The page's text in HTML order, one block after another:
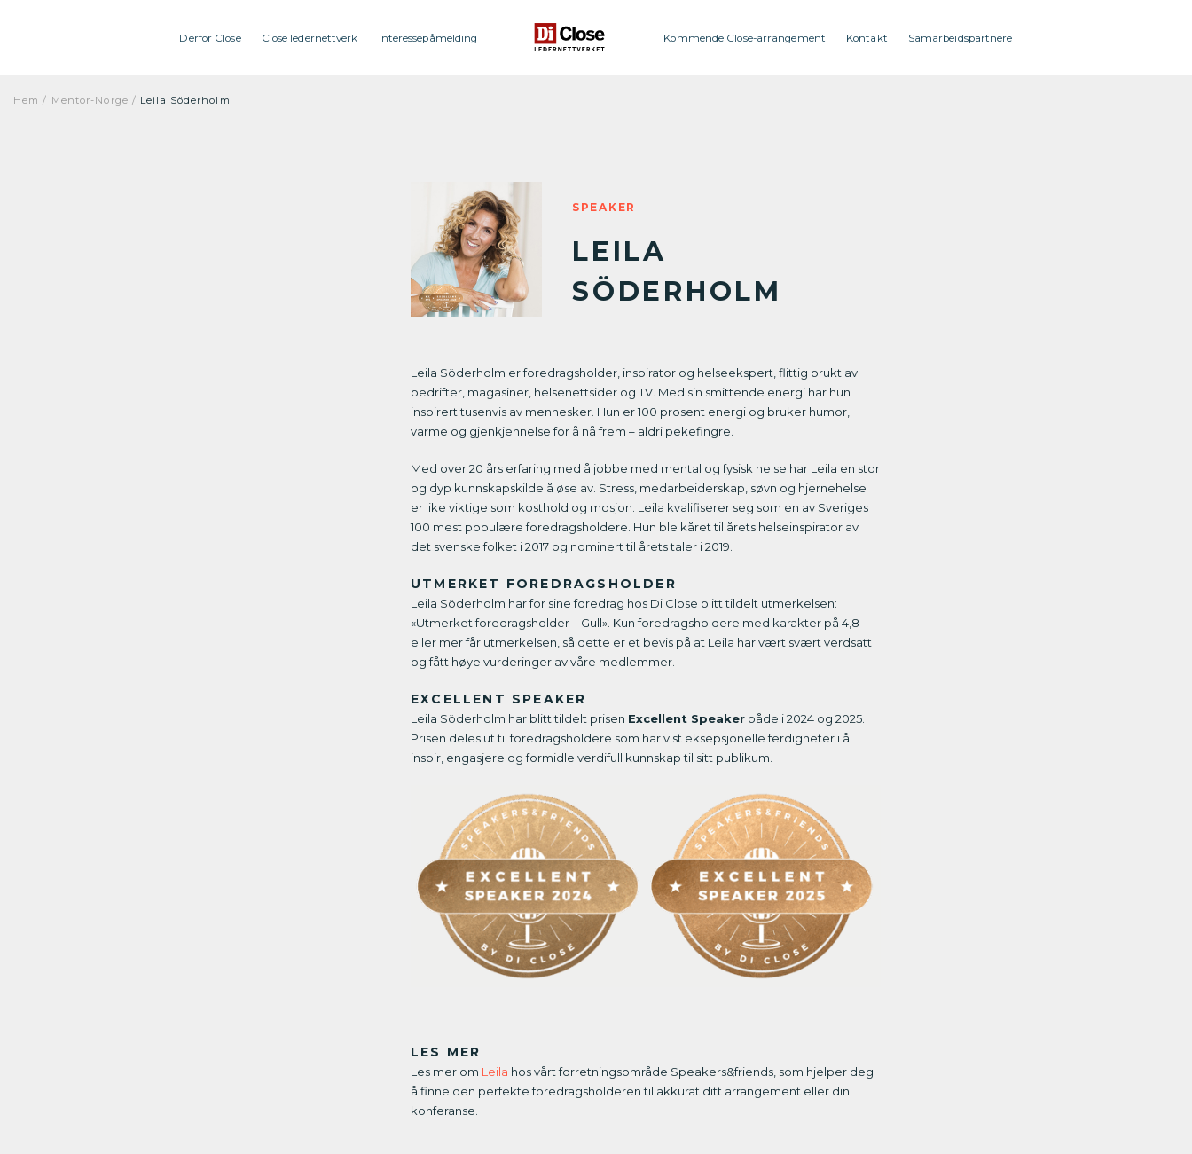
Derfor Close Close ledernettverk Interessepåmelding Kommende Close-arrangement Kontakt Samarbeidspartnere
Hem / Mentor-Norge / Leila Söderholm
SPEAKER
LEILA
SÖDERHOLM
Leila Söderholm er foredragsholder, inspirator og helseekspert, flittig brukt av
bedrifter, magasiner, helsenettsider og TV. Med sin smittende energi har hun
inspirert tusenvis av mennesker. Hun er 100 prosent energi og bruker humor,
varme og gjenkjennelse for å nå frem – aldri pekefingre.
Med over 20 års erfaring med å jobbe med mental og fysisk helse har Leila en stor
og dyp kunnskapskilde å øse av. Stress, medarbeiderskap, søvn og hjernehelse
er like viktige som kosthold og mosjon. Leila kvalifiserer seg som en av Sveriges
100 mest populære foredragsholdere. Hun ble kåret til årets helseinspirator av
det svenske folket i 2017 og nominert til årets taler i 2019.
UTMERKET FOREDRAGSHOLDER
Leila Söderholm har for sine foredrag hos Di Close blitt tildelt utmerkelsen:
«Utmerket foredragsholder – Gull». Kun foredragsholdere med karakter på 4,8
eller mer får utmerkelsen, så dette er et bevis på at Leila har vært svært verdsatt
og fått høye vurderinger av våre medlemmer.
EXCELLENT SPEAKER
Leila Söderholm har blitt tildelt prisen Excellent Speaker både i 2024 og 2025.
Prisen deles ut til foredragsholdere som har vist eksepsjonelle ferdigheter i å
inspir, engasjere og formidle verdifull kunnskap til sitt publikum.
LES MER
Les mer om Leila hos vårt forretningsområde Speakers&friends, som hjelper deg
å finne den perfekte foredragsholderen til akkurat ditt arrangement eller din
konferanse.